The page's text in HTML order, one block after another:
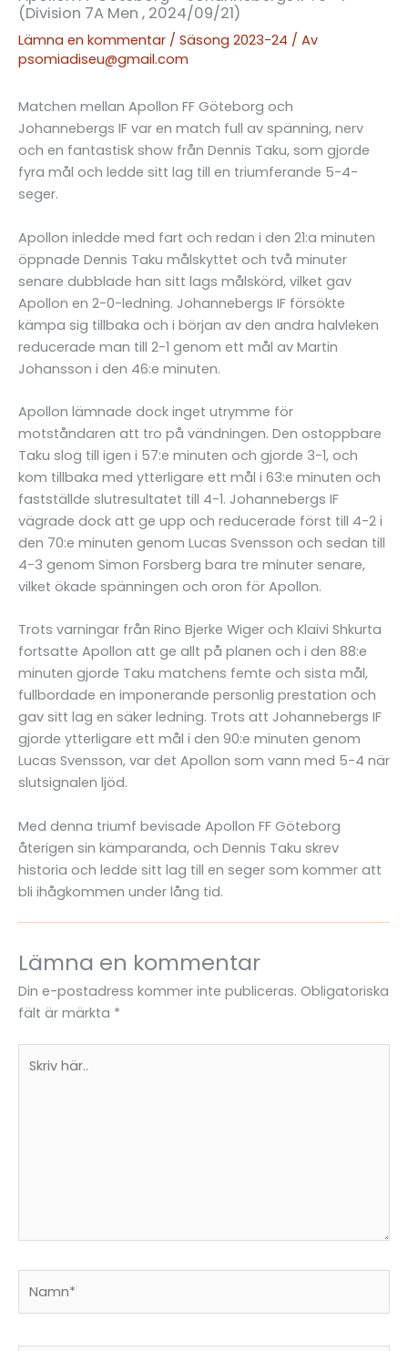
(Division 7A Men , 2024/09/21)
Lämna en kommentar / Säsong 2023-24 / Av
psomiadiseu@gmail.com
Matchen mellan Apollon FF Göteborg och
Johannebergs IF var en match full av spänning, nerv
och en fantastisk show från Dennis Taku, som gjorde
fyra mål och ledde sitt lag till en triumferande 5-4-
seger.
Apollon inledde med fart och redan i den 21:a minuten
öppnade Dennis Taku målskyttet och två minuter
senare dubblade han sitt lags målskörd, vilket gav
Apollon en 2-0-ledning. Johannebergs IF försökte
kämpa sig tillbaka och i början av den andra halvleken
reducerade man till 2-1 genom ett mål av Martin
Johansson i den 46:e minuten.
Apollon lämnade dock inget utrymme för
motståndaren att tro på vändningen. Den ostoppbare
Taku slog till igen i 57:e minuten och gjorde 3-1, och
kom tillbaka med ytterligare ett mål i 63:e minuten och
fastställde slutresultatet till 4-1. Johannebergs IF
vägrade dock att ge upp och reducerade först till 4-2 i
den 70:e minuten genom Lucas Svensson och sedan till
4-3 genom Simon Forsberg bara tre minuter senare,
vilket ökade spänningen och oron för Apollon.
Trots varningar från Rino Bjerke Wiger och Klaivi Shkurta
fortsatte Apollon att ge allt på planen och i den 88:e
minuten gjorde Taku matchens femte och sista mål,
fullbordade en imponerande personlig prestation och
gav sitt lag en säker ledning. Trots att Johannebergs IF
gjorde ytterligare ett mål i den 90:e minuten genom
Lucas Svensson, var det Apollon som vann med 5-4 när
slutsignalen ljöd.
Med denna triumf bevisade Apollon FF Göteborg
återigen sin kämparanda, och Dennis Taku skrev
historia och ledde sitt lag till en seger som kommer att
bli ihågkommen under lång tid.
Lämna en kommentar
Din e-postadress kommer inte publiceras. Obligatoriska
fält är märkta *
här..